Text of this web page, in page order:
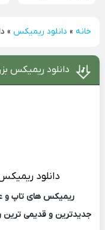
خانه» دانلود ریمیکس»
دانلود ریمیکس
دانلود
ریمیکس های تاپ و
جدیدترین و قدیمی ترین